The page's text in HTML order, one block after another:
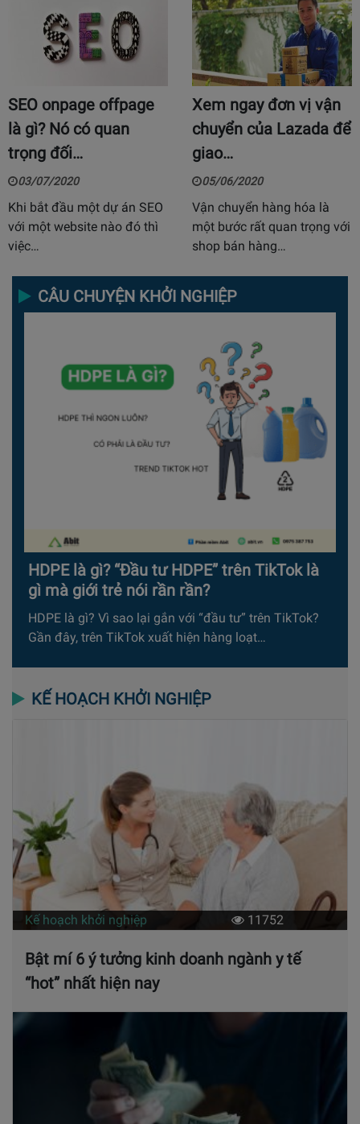
SEO onpage offpage
là gì? Nó có quan
trọng đối…
03/07/2020
Khi bắt đầu một dự án SEO
với một website nào đó thì
việc…
Xem ngay đơn vị vận
chuyển của Lazada để
giao…
05/06/2020
Vận chuyển hàng hóa là
một bước rất quan trọng với
shop bán hàng…
CÂU CHUYỆN KHỞI NGHIỆP
HDPE là gì? “Đầu tư HDPE” trên TikTok là
gì mà giới trẻ nói rần rần?
HDPE là gì? Vì sao lại gắn với “đầu tư” trên TikTok?
Gần đây, trên TikTok xuất hiện hàng loạt…
KẾ HOẠCH KHỞI NGHIỆP
Kế hoạch khởi nghiệp 11752
Bật mí 6 ý tưởng kinh doanh ngành y tế
“hot” nhất hiện nay